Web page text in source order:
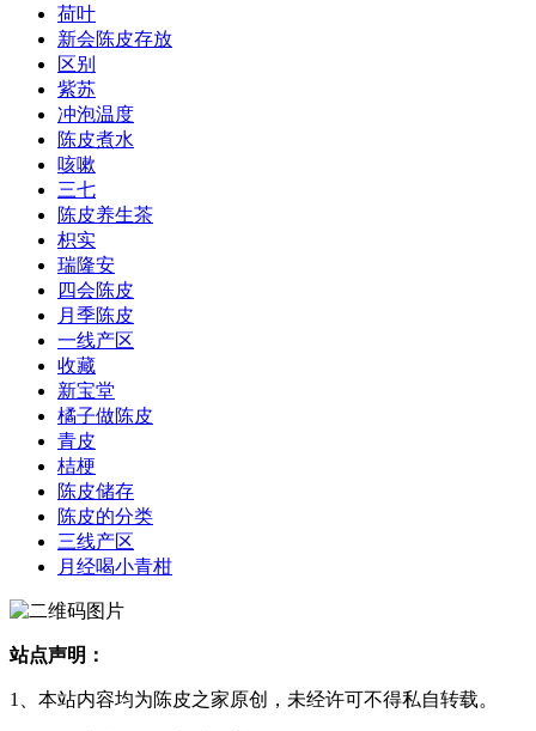
荷叶
新会陈皮存放
区别
紫苏
冲泡温度
陈皮煮水
咳嗽
三七
陈皮养生茶
枳实
瑞隆安
四会陈皮
月季陈皮
一线产区
收藏
新宝堂
橘子做陈皮
青皮
桔梗
陈皮储存
陈皮的分类
三线产区
月经喝小青柑
站点声明：
1、本站内容均为陈皮之家原创，未经许可不得私自转载。